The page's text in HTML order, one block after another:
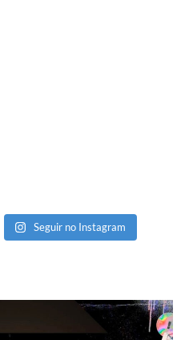
Seguir no Instagram